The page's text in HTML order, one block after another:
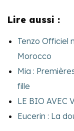
Lire aussi :
Tenzo Officiel
Morocco
Mia :
fille
LE BIO AVEC
Eucerin : La